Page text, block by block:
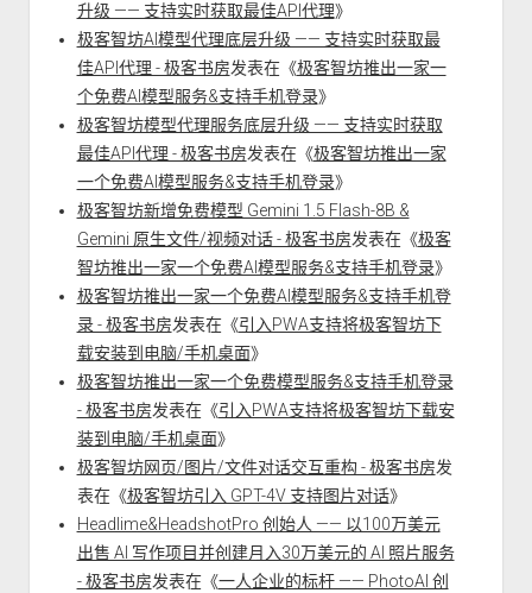
升级 —— 支持实时获取最佳API代理》
极客智坊AI模型代理底层升级 —— 支持实时获取最
佳API代理 - 极客书房发表在《极客智坊推出一家一
个免费AI模型服务&支持手机登录》
极客智坊模型代理服务底层升级 —— 支持实时获取
最佳API代理 - 极客书房发表在《极客智坊推出一家
一个免费AI模型服务&支持手机登录》
极客智坊新增免费模型 Gemini 1.5 Flash-8B &
Gemini 原生文件/视频对话 - 极客书房发表在《极客
智坊推出一家一个免费AI模型服务&支持手机登录》
极客智坊推出一家一个免费AI模型服务&支持手机登
录 - 极客书房发表在《引入PWA支持将极客智坊下
载安装到电脑/手机桌面》
极客智坊推出一家一个免费模型服务&支持手机登录
- 极客书房发表在《引入PWA支持将极客智坊下载安
装到电脑/手机桌面》
极客智坊网页/图片/文件对话交互重构 - 极客书房发
表在《极客智坊引入 GPT-4V 支持图片对话》
Headlime&HeadshotPro 创始人 —— 以100万美元
出售 AI 写作项目并创建月入30万美元的 AI 照片服务
- 极客书房发表在《一人企业的标杆 —— PhotoAI 创